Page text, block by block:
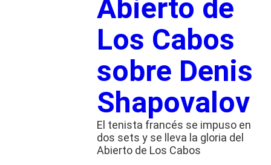
Abierto de
Los Cabos
sobre Denis
Shapovalov
El tenista francés se impuso en
dos sets y se lleva la gloria del
Abierto de Los Cabos